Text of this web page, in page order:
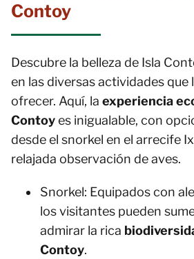
Contoy
Descubre la belleza de Isla
en las diversas actividades que
ofrecer. Aquí, la experiencia
Contoyes inigualable, con
desde el snorkel en el arrecife
relajada observación de aves.
Snorkel: Equipados con
los visitantes pueden
admirar la rica
Contoy.